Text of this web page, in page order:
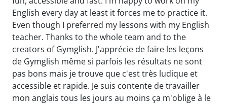
English every day at least it forces me to practice it.
Even though I preferred my lessons with my English
teacher. Thanks to the whole team and to the
creators of Gymglish. J'apprécie de faire les leçons
de Gymglish même si parfois les résultats ne sont
pas bons mais je trouve que c'est très ludique et
accessible et rapide. Je suis contente de travailler
mon anglais tous les jours au moins ça m'oblige à le